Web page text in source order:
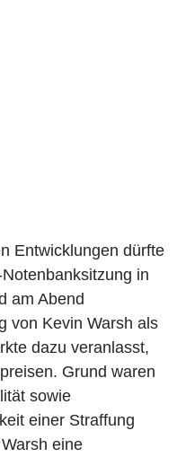
Entwicklungen dürfte
in
am Abend
von Kevin Warsh als
dazu veranlasst,
Grund waren
sowie
einer Straffung
eine